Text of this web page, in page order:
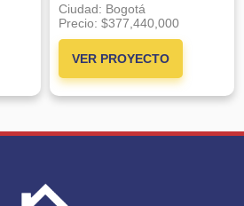
Ciudad: Bogotá
Precio: $377,440,000
VER PROYECTO